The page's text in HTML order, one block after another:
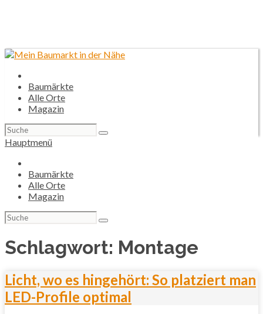
Baumärkte
Alle Orte
Magazin
Suchen
nach:
Hauptmenü
Baumärkte
Alle Orte
Magazin
Suchen
nach:
Schlagwort: Montage
Licht, wo es hingehört: So platziert man
LED-Profile optimal